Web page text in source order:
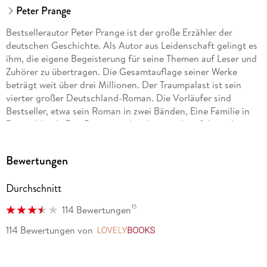
Peter Prange
Bestsellerautor Peter Prange ist der große Erzähler der
deutschen Geschichte. Als Autor aus Leidenschaft gelingt es
ihm, die eigene Begeisterung für seine Themen auf Leser und
Zuhörer zu übertragen. Die Gesamtauflage seiner Werke
beträgt weit über drei Millionen. Der Traumpalast ist sein
vierter großer Deutschland-Roman. Die Vorläufer sind
Bestseller, etwa sein Roman in zwei Bänden, Eine Familie in
Deutschland . Das Bernstein-Amulett wurde erfolgreich
lebt mit seiner Frau in Tübingen.
Bewertungen
Durchschnitt
114 Bewertungen15
114 Bewertungen von